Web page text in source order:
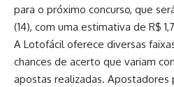
para o próximo concurso, que
(14), com uma estimativa de R$
A Lotofácil oferece diversas
chances de acerto que variam
apostas realizadas. Apostadores